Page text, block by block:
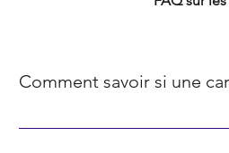
Comment savoir si une
La rareté des cartes Pokémon